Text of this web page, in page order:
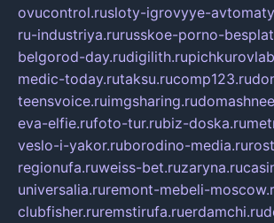
ovucontrol.rusloty-igrovyye-
ru-industriya.rurusskoe-porno-
belgorod-day.rudigilith.ru
medic-today.rutaksu.rucomp123.ru
teensvoice.ruimgsharing.ru
eva-elfie.rufoto-tur.rubiz-doska.ru
veslo-i-yakor.ruborodino-media.ru
regionufa.ruweiss-bet.ruzaryna.ru
universalia.ruremont-mebeli-
clubfisher.ruremstirufa.ruerdamchi.ru